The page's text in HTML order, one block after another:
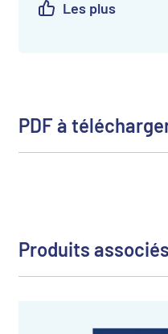
Les plus
PDF à
Produits associés